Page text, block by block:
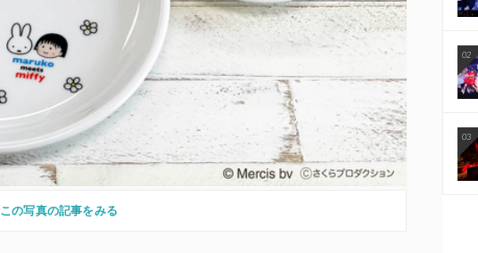
この写真の記事をみる
02
03